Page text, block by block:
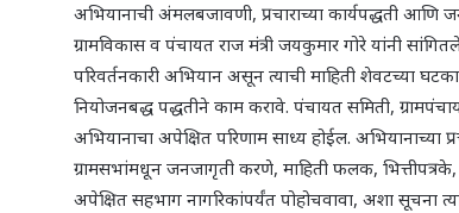
अभियानाची अंमलबजावणी, प्रचाराच्या कार्यपद्धती आणि
ग्रामविकास व पंचायत राज मंत्री जयकुमार गोरे यांनी
परिवर्तनकारी अभियान असून त्याची माहिती शेवटच्या
नियोजनबद्ध पद्धतीने काम करावे. पंचायत समिती,
अभियानाचा अपेक्षित परिणाम साध्य होईल. अभियानाच्या
ग्रामसभांमधून जनजागृती करणे, माहिती फलक,
अपेक्षित सहभाग नागरिकांपर्यंत पोहोचवावा, अशा सूचना